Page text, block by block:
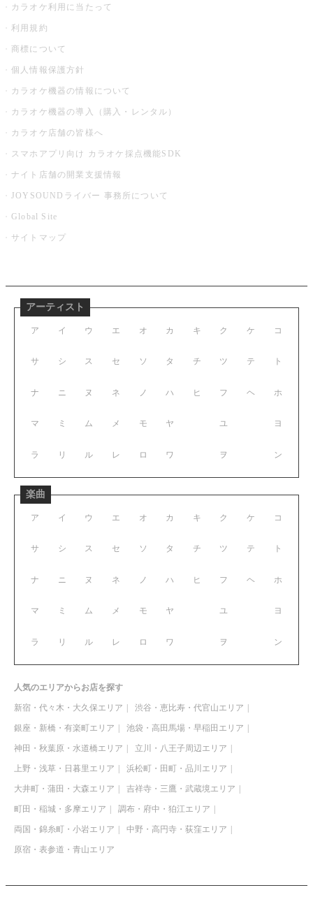
カラオケ利用に当たって
利用規約
商標について
個人情報保護方針
カラオケ機器の情報について
カラオケ機器の導入（購入・レンタル）
カラオケ店舗の皆様へ
スマホアプリ向け カラオケ採点機能SDK
ナイト店舗の開業支援情報
JOYSOUNDライバー 事務所について
Global Site
サイトマップ
アーティスト
ア イ ウ エ オ
サ シ ス セ ソ
ナ ニ ヌ ネ ノ
マ ミ ム メ モ
ラ リ ル レ ロ
カ キ ク ケ コ
タ チ ツ テ ト
ハ ヒ フ ヘ ホ
ヤ ユ ヨ
ワ ヲ ン
楽曲
ア イ ウ エ オ
サ シ ス セ ソ
ナ ニ ヌ ネ ノ
マ ミ ム メ モ
ラ リ ル レ ロ
カ キ ク ケ コ
タ チ ツ テ ト
ハ ヒ フ ヘ ホ
ヤ ユ ヨ
ワ ヲ ン
人気のエリアからお店を探す
新宿・代々木・大久保エリア 渋谷・恵比寿・代官山エリア
銀座・新橋・有楽町エリア 池袋・高田馬場・早稲田エリア
神田・秋葉原・水道橋エリア 立川・八王子周辺エリア
上野・浅草・日暮里エリア 浜松町・田町・品川エリア
大井町・蒲田・大森エリア 吉祥寺・三鷹・武蔵境エリア
町田・稲城・多摩エリア 調布・府中・狛江エリア
両国・錦糸町・小岩エリア 中野・高円寺・荻窪エリア
原宿・表参道・青山エリア